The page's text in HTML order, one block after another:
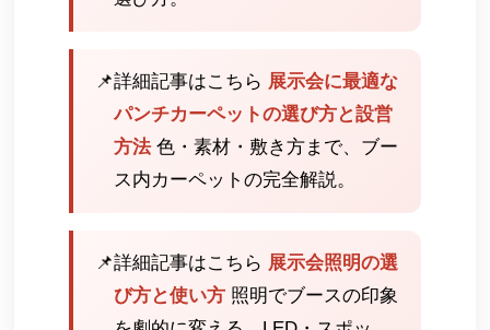
📌詳細記事はこちら 展示会に最適な
パンチカーペットの選び方と設営
方法 色・素材・敷き方まで、ブー
ス内カーペットの完全解説。
📌詳細記事はこちら 展示会照明の選
び方と使い方 照明でブースの印象